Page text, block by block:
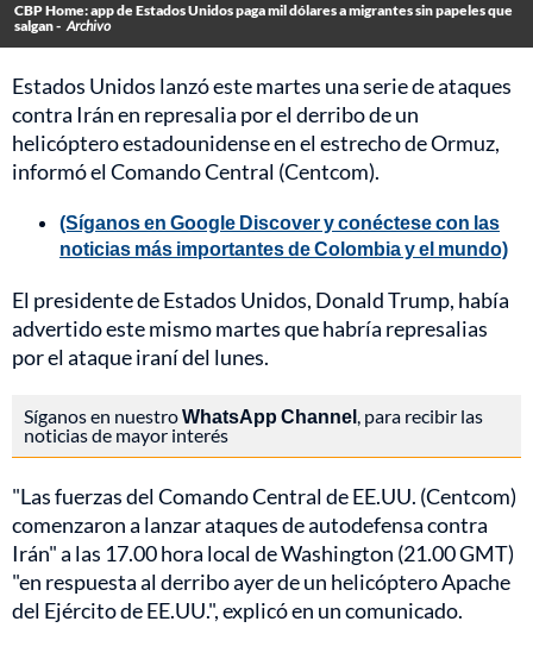
CBP Home: app de Estados Unidos paga mil dólares a migrantes sin papeles que
salgan - Archivo
Estados Unidos lanzó este martes una serie de ataques
contra Irán en represalia por el derribo de un
helicóptero estadounidense en el estrecho de Ormuz,
informó el Comando Central (Centcom).
(Síganos en Google Discover y conéctese con las
noticias más importantes de Colombia y el mundo)
El presidente de Estados Unidos, Donald Trump, había
advertido este mismo martes que habría represalias
por el ataque iraní del lunes.
Síganos en nuestroWhatsApp Channel, para recibir las
noticias de mayor interés
"Las fuerzas del Comando Central de EE.UU. (Centcom)
comenzaron a lanzar ataques de autodefensa contra
Irán" a las 17.00 hora local de Washington (21.00 GMT)
"en respuesta al derribo ayer de un helicóptero Apache
del Ejército de EE.UU.", explicó en un comunicado.